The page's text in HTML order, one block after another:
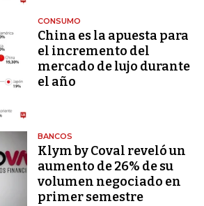
CONSUMO
China es la apuesta para
el incremento del
mercado de lujo durante
el año
BANCOS
Klym by Coval reveló un
aumento de 26% de su
volumen negociado en
primer semestre